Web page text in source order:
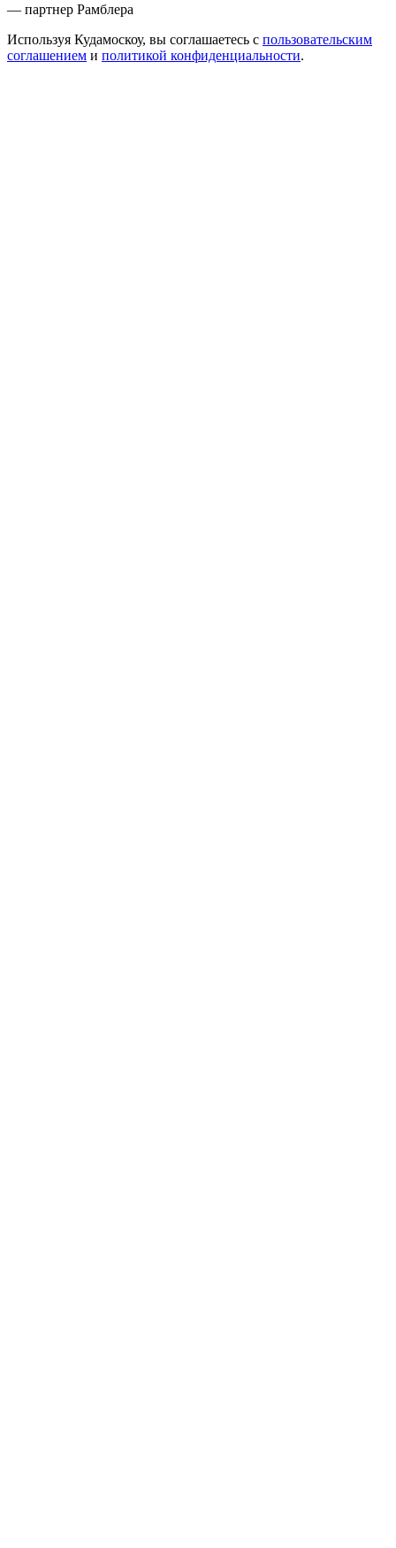
— партнер Рамблера
Используя Кудамоскоу, вы соглашаетесь с пользовательским
соглашением и политикой конфиденциальности.